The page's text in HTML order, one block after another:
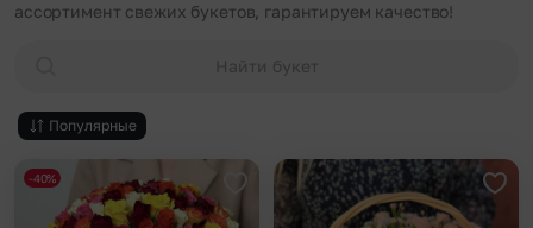
ассортимент свежих букетов, гарантируем качество!
Найти букет
Популярные
Добавить в избранное
-40%